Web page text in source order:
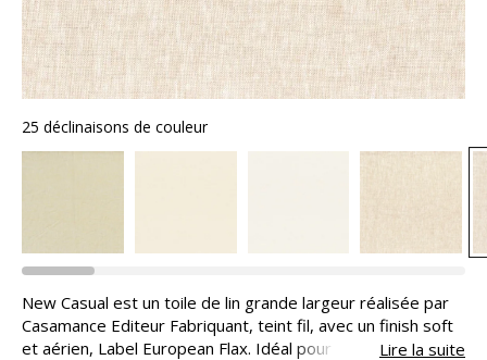
25 déclinaisons de couleur
New Casual est un toile de lin grande largeur réalisée par
Casamance Editeur Fabriquant, teint fil, avec un finish soft
et aérien, Label European Flax. Idéal pour la confection de
Lire la suite